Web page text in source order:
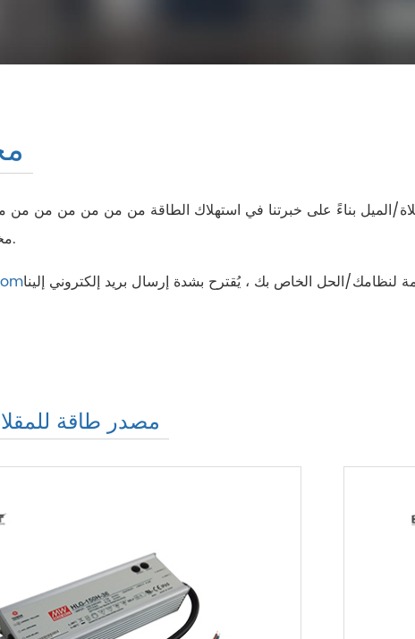
من من من من W إلى W و 36/48VDC مخرجات للتثبيت لفترة طويلة.
لنظامك/الحل الخاص بك ، يُقترح بشدة إرسال بريد إلكتروني إلينا
مصدر طاقة